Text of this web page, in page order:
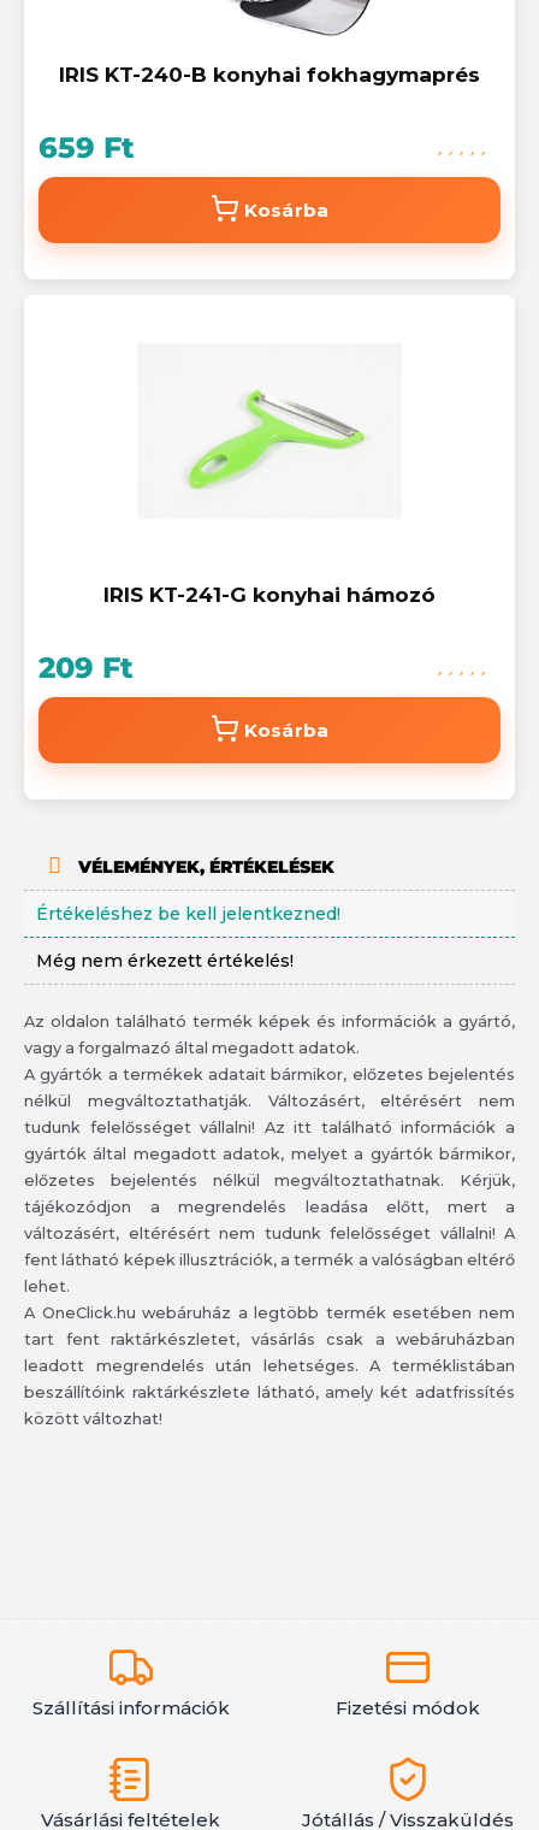
IRIS KT-240-B konyhai fokhagymaprés
659 Ft
Kosárba
IRIS KT-241-G konyhai hámozó
209 Ft
Kosárba
VÉLEMÉNYEK, ÉRTÉKELÉSEK
Értékeléshez be kell jelentkezned!
Még nem érkezett értékelés!
Az oldalon található termék képek és információk a gyártó,
vagy a forgalmazó által megadott adatok.
A gyártók a termékek adatait bármikor, előzetes bejelentés
nélkül megváltoztathatják. Változásért, eltérésért nem
tudunk felelősséget vállalni! Az itt található információk a
gyártók által megadott adatok, melyet a gyártók bármikor,
előzetes bejelentés nélkül megváltoztathatnak. Kérjük,
tájékozódjon a megrendelés leadása előtt, mert a
változásért, eltérésért nem tudunk felelősséget vállalni! A
fent látható képek illusztrációk, a termék a valóságban eltérő
lehet.
A OneClick.hu webáruház a legtöbb termék esetében nem
tart fent raktárkészletet, vásárlás csak a webáruházban
leadott megrendelés után lehetséges. A terméklistában
beszállítóink raktárkészlete látható, amely két adatfrissítés
között változhat!
Szállítási információk Fizetési módok
Vásárlási feltételek Jótállás / Visszaküldés